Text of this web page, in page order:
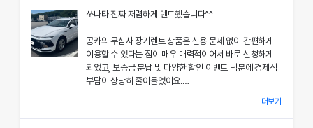
쏘나타 진짜 저렴하게 렌트했습니다^^
공카의 무심사 장기렌트 상품은 신용 문제 없이 간편하게
이용할 수 있다는 점이 매우 매력적이어서 바로 신청하게
되었고, 보증금 분납 및 다양한 할인 이벤트 덕분에 경제적
부담이 상당히 줄어들었어요.
차량 인수 시 장민혁 담당자님께서 친절하고 꼼꼼하게 신차
의 상태와 각종 기능에 대해 설명해주셔서, 처음 이용하는
더보기